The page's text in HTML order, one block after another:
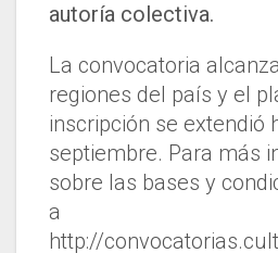
autoría colectiva.
La convocatoria
regiones del país y el
inscripción se extendió
septiembre. Para más
sobre las bases y
a
http://